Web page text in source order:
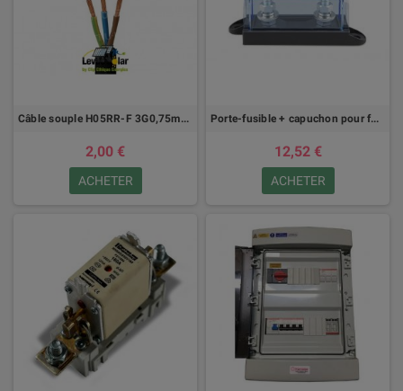
Câble souple H05RR-F 3G0,75mm² - 1m
2,00 €
ACHETER
Porte-fusible + capuchon pour fusibles Megafuse Victron
12,52 €
ACHETER